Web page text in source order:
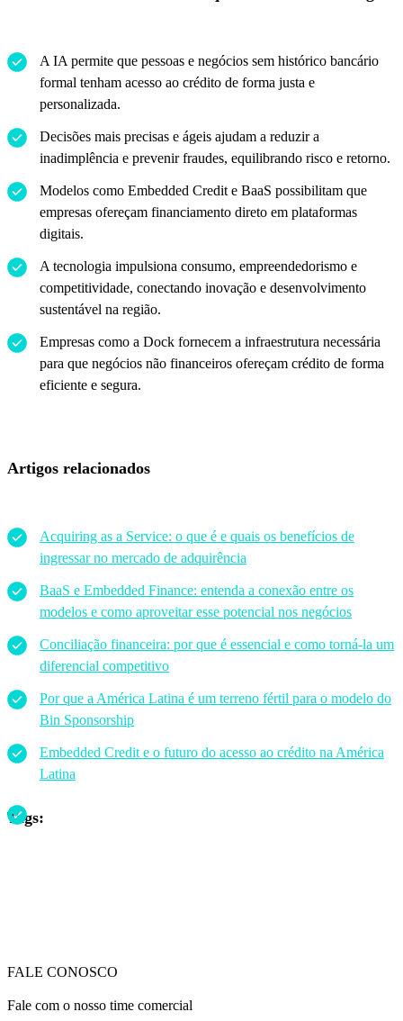
A IA permite que pessoas e negócios sem histórico bancário
formal tenham acesso ao crédito de forma justa e
personalizada.
Decisões mais precisas e ágeis ajudam a reduzir a
inadimplência e prevenir fraudes, equilibrando risco e retorno.
Modelos como Embedded Credit e BaaS possibilitam que
empresas ofereçam financiamento direto em plataformas
digitais.
A tecnologia impulsiona consumo, empreendedorismo e
competitividade, conectando inovação e desenvolvimento
sustentável na região.
Empresas como a Dock fornecem a infraestrutura necessária
para que negócios não financeiros ofereçam crédito de forma
eficiente e segura.
Artigos relacionados
Acquiring as a Service: o que é e quais os benefícios de
ingressar no mercado de adquirência
BaaS e Embedded Finance: entenda a conexão entre os
modelos e como aproveitar esse potencial nos negócios
Conciliação financeira: por que é essencial e como torná-la um
diferencial competitivo
Por que a América Latina é um terreno fértil para o modelo do
Bin Sponsorship
Embedded Credit e o futuro do acesso ao crédito na América
Latina
Tags:
FALE CONOSCO
Fale com o nosso time comercial